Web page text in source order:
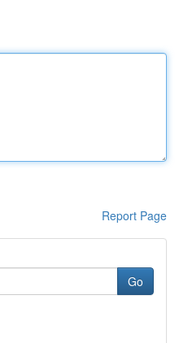
Report Page
Go